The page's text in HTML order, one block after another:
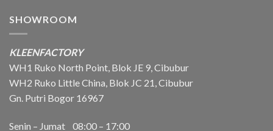
SHOWROOM
KLEENFACTORY
WH1 Ruko North Point, Blok JE 9, Cibubur
WH2 Ruko Little China, Blok JC 21, Cibubur
Gn. Putri Bogor 16967
Senin – Jumat 08:00 – 17:00